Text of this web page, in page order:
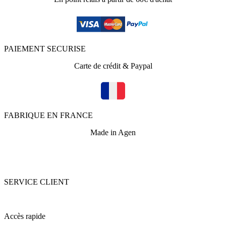
PAIEMENT SECURISE
Carte de crédit & Paypal
FABRIQUE EN FRANCE
Made in Agen
SERVICE CLIENT
Accès rapide